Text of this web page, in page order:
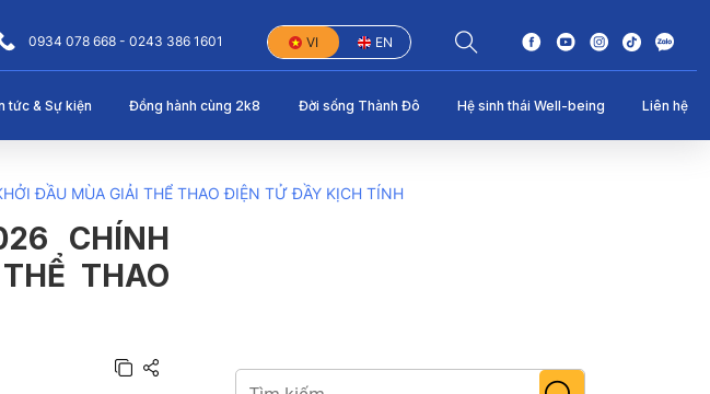
0934 078 668 - 0243 386 1601 VI EN
tức & Sự kiện Đồng hành cùng 2k8 Đời sống Thành Đô Hệ sinh thái Well-being Liên hệ
ĐẦU MÙA GIẢI THỂ THAO ĐIỆN TỬ ĐẦY KỊCH TÍNH
CHÍNH
THAO